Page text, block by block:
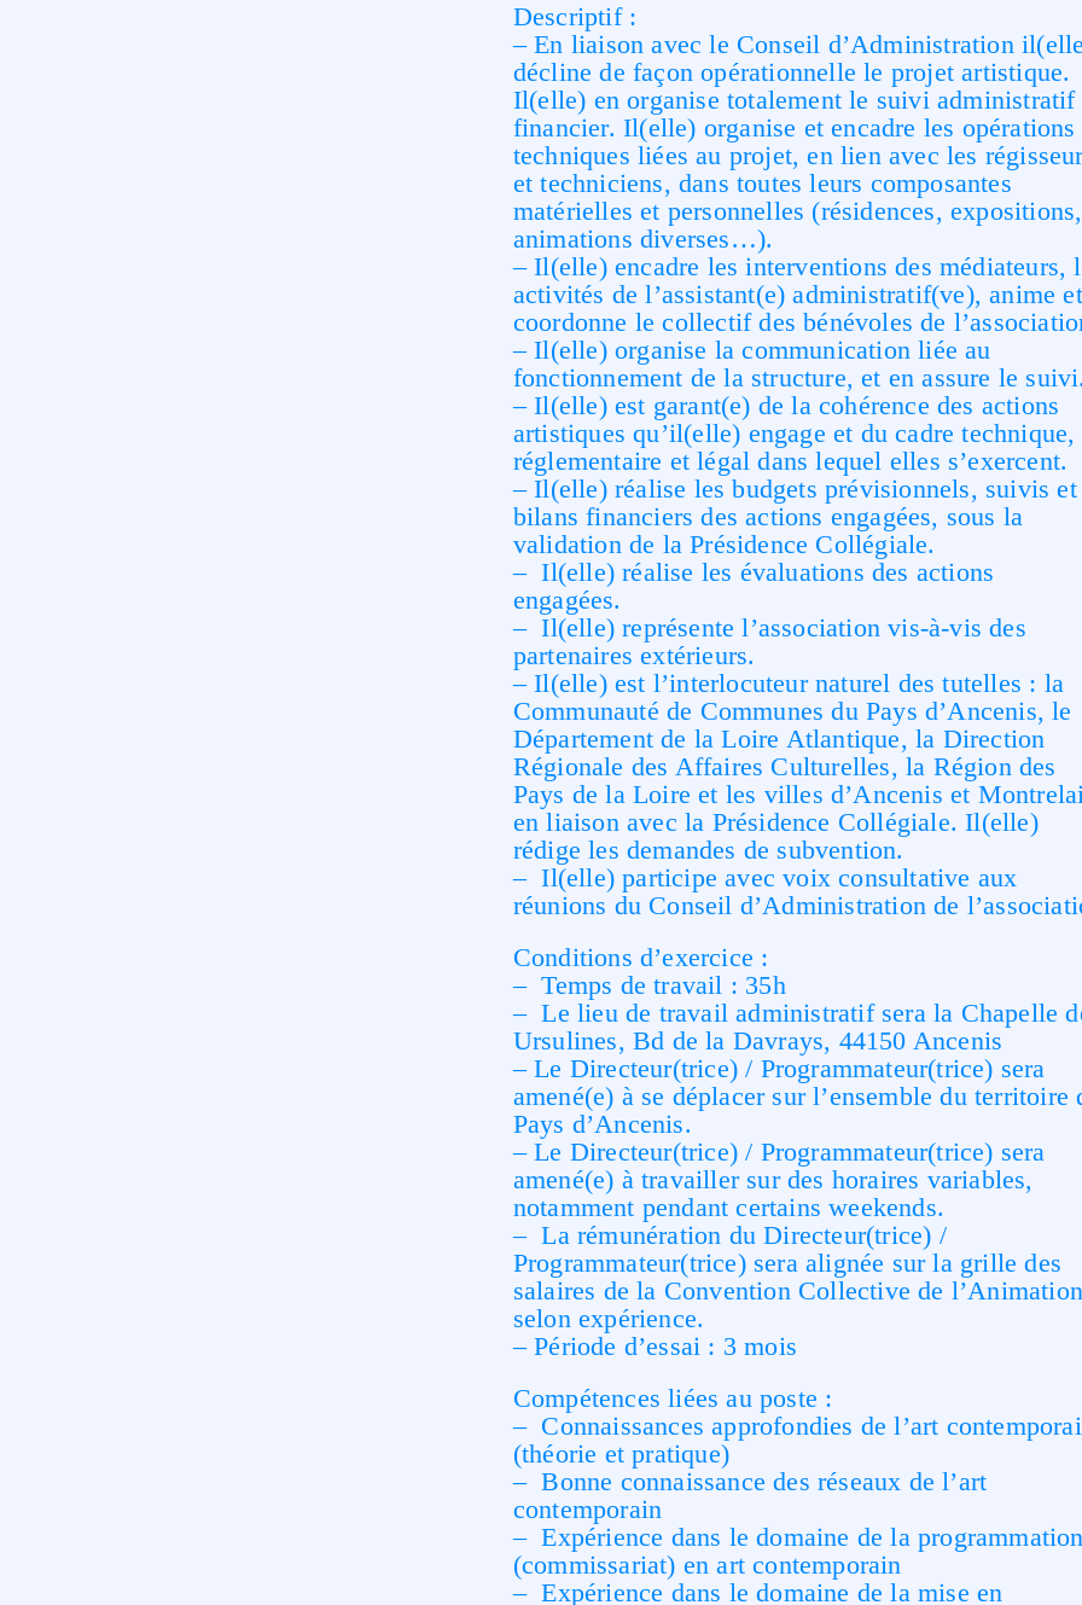
Descriptif :
– En liaison avec le Conseil d’Administration
décline de façon opérationnelle le projet artistique.
Il(elle) en organise totalement le suivi administratif
financier. Il(elle) organise et encadre les opérations
techniques liées au projet, en lien avec les
et techniciens, dans toutes leurs composantes
matérielles et personnelles (résidences, expositions,
animations diverses…).
– Il(elle) encadre les interventions des médiateurs,
activités de l’assistant(e) administratif(ve), anime et
coordonne le collectif des bénévoles de
– Il(elle) organise la communication liée au
fonctionnement de la structure, et en assure le suivi.
– Il(elle) est garant(e) de la cohérence des actions
artistiques qu’il(elle) engage et du cadre technique,
réglementaire et légal dans lequel elles s’exercent.
– Il(elle) réalise les budgets prévisionnels, suivis et
bilans financiers des actions engagées, sous la
validation de la Présidence Collégiale.
– Il(elle) réalise les évaluations des actions
engagées.
– Il(elle) représente l’association vis-à-vis des
partenaires extérieurs.
– Il(elle) est l’interlocuteur naturel des tutelles : la
Communauté de Communes du Pays d’Ancenis, le
Département de la Loire Atlantique, la Direction
Régionale des Affaires Culturelles, la Région des
Pays de la Loire et les villes d’Ancenis et
en liaison avec la Présidence Collégiale. Il(elle)
rédige les demandes de subvention.
– Il(elle) participe avec voix consultative aux
réunions du Conseil d’Administration de
Conditions d’exercice :
– Temps de travail : 35h
– Le lieu de travail administratif sera la Chapelle
Ursulines, Bd de la Davrays, 44150 Ancenis
– Le Directeur(trice) / Programmateur(trice) sera
amené(e) à se déplacer sur l’ensemble du territoire
Pays d’Ancenis.
– Le Directeur(trice) / Programmateur(trice) sera
amené(e) à travailler sur des horaires variables,
notamment pendant certains weekends.
– La rémunération du Directeur(trice) /
Programmateur(trice) sera alignée sur la grille des
salaires de la Convention Collective de
selon expérience.
– Période d’essai : 3 mois
Compétences liées au poste :
– Connaissances approfondies de l’art
(théorie et pratique)
– Bonne connaissance des réseaux de l’art
contemporain
– Expérience dans le domaine de la programmation
(commissariat) en art contemporain
– Expérience dans le domaine de la mise en